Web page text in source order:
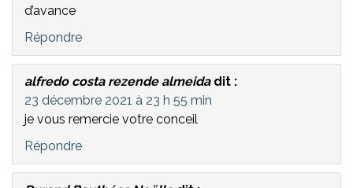
d’avance
Répondre
alfredo costa rezende almeida dit :
23 décembre 2021 à 23 h 55 min
je vous remercie votre conceil
Répondre